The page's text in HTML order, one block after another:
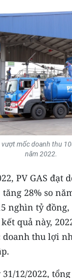
núi phía Bắc
Hồng
Trung Bộ và Tây
Cửu Long
Nội
vượt mốc doanh thu
năm 2022.
PV GAS đạt
28% so
nghìn tỷ đồng,
quả này,
doanh thu lợi
12/2022,